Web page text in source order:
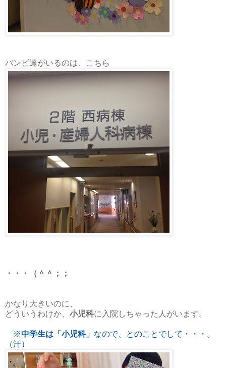
バンビ達がいるのは、こちら
・・・（＾＾；；
かなり大きいのに、
どういうわけか、 小児科に入院しちゃった人がいます。
※中学生は「小児科」 なので、とのことでして・・・。
（汗）